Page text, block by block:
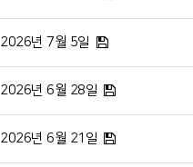
2026년 7월 5일
2026년 6월 28일
2026년 6월 21일